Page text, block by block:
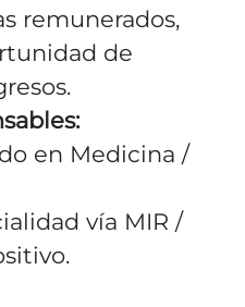
remunerados,
de
en Medicina /
vía MIR /